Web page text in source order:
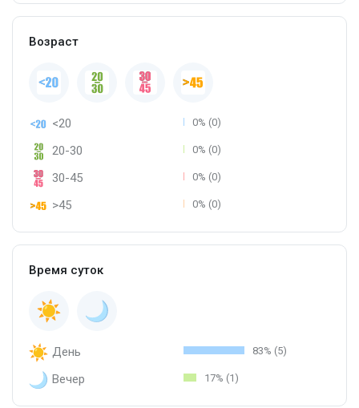
Возраст
<20 0% (0)
20-30 0% (0)
30-45 0% (0)
>45 0% (0)
Время суток
День 83% (5)
Вечер 17% (1)